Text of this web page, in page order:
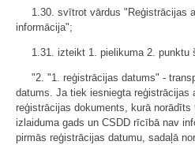
1.30. svītrot vārdus "Reģistrācijas
informācija";
1.31. izteikt 1. pielikuma 2. punktu
"2. "1. reģistrācijas datums" -
datums. Ja tiek iesniegta reģistrācijas
reģistrācijas dokuments, kurā
izlaiduma gads un CSDD rīcībā nav
pirmās reģistrācijas datumu, sadaļā